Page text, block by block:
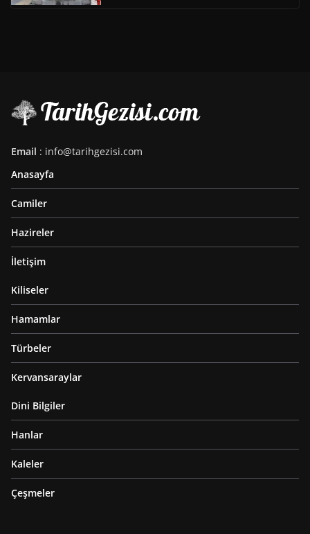
Email : info@tarihgezisi.com
Anasayfa
Camiler
Hazireler
İletişim
Kiliseler
Hamamlar
Türbeler
Kervansaraylar
Dini Bilgiler
Hanlar
Kaleler
Çeşmeler